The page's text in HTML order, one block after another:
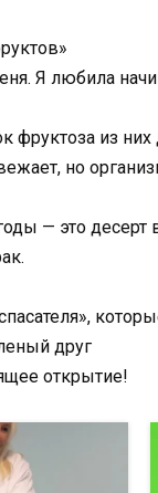
Я любила
из
но
— это
друг
открытие!